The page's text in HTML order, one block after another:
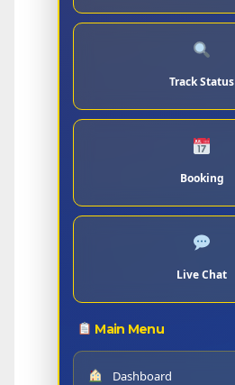
Track Status
Booking
Live Chat
Main Menu
Dashboard